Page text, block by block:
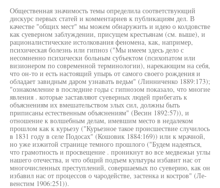
Общественная значимость темы определила соответствующий
дискурс первых статей и комментариев к публикациям дел. В
качестве "общих мест" мы можем обнаружить и идею о колдовстве
как суеверном заблуждении, присущем крестьянам (см. выше), и
рационалистические истолкования феномена, как, например,
психическая болезнь или гипноз ("Мы имеем здесь дело с
несомненно психически больным субъектом (психопатом или
визионером по современной терминологии), нарекающим на себя,
что он-то и есть настоящий упырь от самого своего рождения и
обладает завидным даром узнавать ведьм" (Линниченко 1889:173);
"ознакомление в последние годы с гипнозом показало, что многие
явления . которые заставляют суеверных людей прибегать к
объяснениям их вмешательством злых сил, должны быть
приписаны естественным объяснениям" (Весин 1892:57)), и
отношение к волшебным делам, имевшим место в недалеком
прошлом как к курьезу ("Курьезное такое происшествие случилось
в 1831 году в селе Подосах" (Кошовик 1884:169)) или к мрачной,
но уже изжитой странице темного прошлого ("Будем надеяться,
что грамотность и просвещение . проникнут во все медвежьи углы
нашего отечества, и что общий подъем культуры избавит нас от
многочисленных преступлений, совершаемых по суеверию, как он
избавил нас от процессов о чародействе, застенка и костров" (Ле-
венстим 1906:251)).